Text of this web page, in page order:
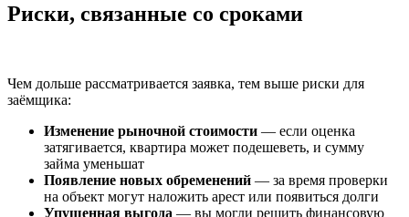
Риски, связанные со сроками
Чем дольше рассматривается заявка, тем выше риски для
заёмщика:
Изменение рыночной стоимости — если оценка
затягивается, квартира может подешеветь, и сумму
займа уменьшат
Появление новых обременений — за время проверки
на объект могут наложить арест или появиться долги
Упущенная выгода — вы могли решить финансовую